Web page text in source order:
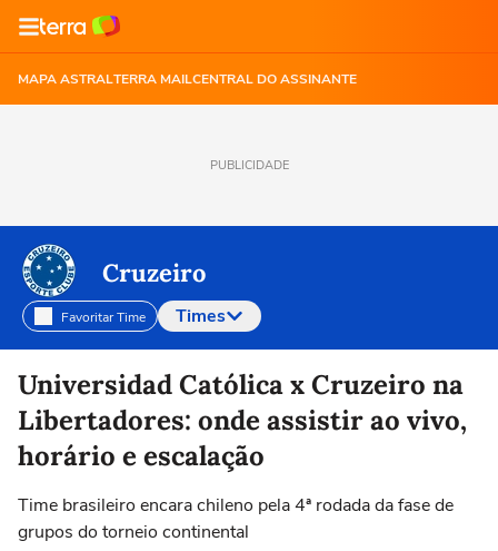
MAPA ASTRALTERRA MAILCENTRAL DO ASSINANTE
PUBLICIDADE
Cruzeiro
Favoritar Time Times
Selecione o time para ver as notícias
Universidad Católica x Cruzeiro na
Libertadores: onde assistir ao vivo,
horário e escalação
Time brasileiro encara chileno pela 4ª rodada da fase de
grupos do torneio continental